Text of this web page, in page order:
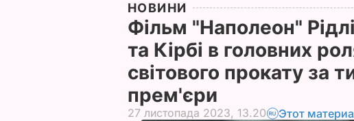
НОВИНИ
Фільм "Наполеон"
та Кірбі в головних
світового прокату за
прем'єри
27 листопада 2023, 13.20 Этот